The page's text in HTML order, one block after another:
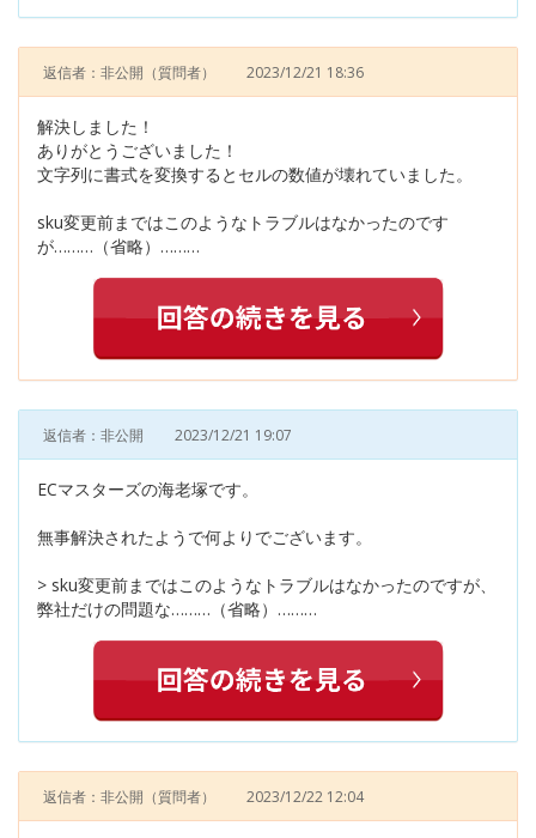
返信者：非公開 （質問者） 2023/12/21 18:36
解決しました！
ありがとうございました！
文字列に書式を変換するとセルの数値が壊れていました。
sku変更前まではこのようなトラブルはなかったのです
が………（省略）………
返信者：非公開 2023/12/21 19:07
ECマスターズの海老塚です。
無事解決されたようで何よりでございます。
> sku変更前まではこのようなトラブルはなかったのですが、
弊社だけの問題な………（省略）………
返信者：非公開 （質問者） 2023/12/22 12:04